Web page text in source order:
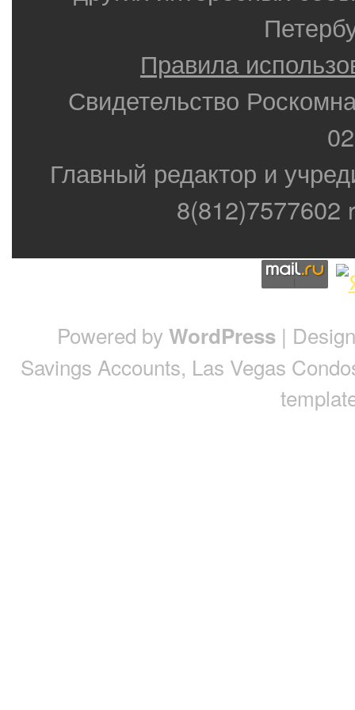
Правила
Свидетельство
Главный редактор и
8(812)7577602
Powered by WordPress |
Savings Accounts, Las Vegas